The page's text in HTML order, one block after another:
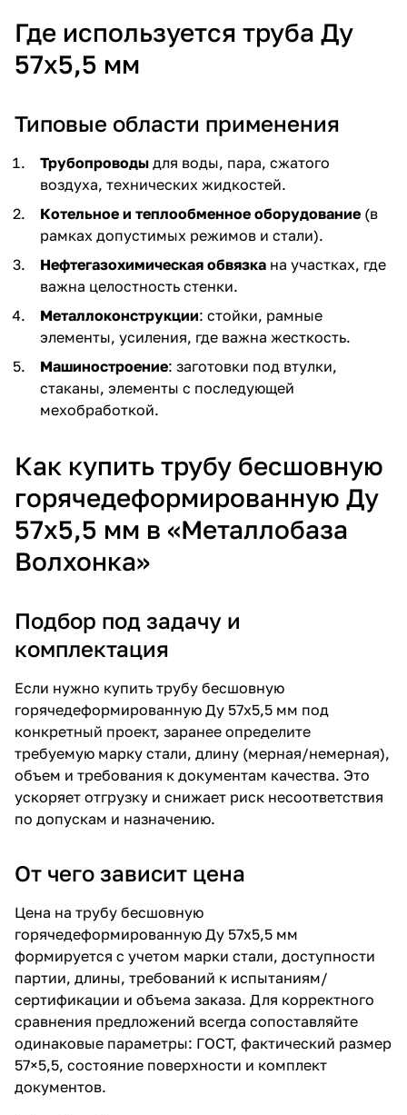
Где используется труба Ду
57х5,5 мм
Типовые области применения
Трубопроводы для воды, пара, сжатого
воздуха, технических жидкостей.
Котельное и теплообменное оборудование (в
рамках допустимых режимов и стали).
Нефтегазохимическая обвязка на участках, где
важна целостность стенки.
Металлоконструкции: стойки, рамные
элементы, усиления, где важна жесткость.
Машиностроение: заготовки под втулки,
стаканы, элементы с последующей
мехобработкой.
Как купить трубу бесшовную
горячедеформированную Ду
57х5,5 мм в «Металлобаза
Волхонка»
Подбор под задачу и
комплектация
Если нужно купить трубу бесшовную
горячедеформированную Ду 57х5,5 мм под
конкретный проект, заранее определите
требуемую марку стали, длину (мерная/немерная),
объем и требования к документам качества. Это
ускоряет отгрузку и снижает риск несоответствия
по допускам и назначению.
От чего зависит цена
Цена на трубу бесшовную
горячедеформированную Ду 57х5,5 мм
формируется с учетом марки стали, доступности
партии, длины, требований к испытаниям/
сертификации и объема заказа. Для корректного
сравнения предложений всегда сопоставляйте
одинаковые параметры: ГОСТ, фактический размер
57×5,5, состояние поверхности и комплект
документов.